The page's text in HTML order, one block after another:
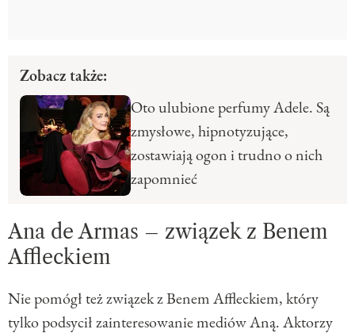
Zobacz także:
Oto ulubione perfumy Adele. Są
zmysłowe, hipnotyzujące,
zostawiają ogon i trudno o nich
zapomnieć
Ana de Armas – związek z Benem
Affleckiem
Nie pomógł też związek z Benem Affleckiem, który
tylko podsycił zainteresowanie mediów Aną. Aktorzy